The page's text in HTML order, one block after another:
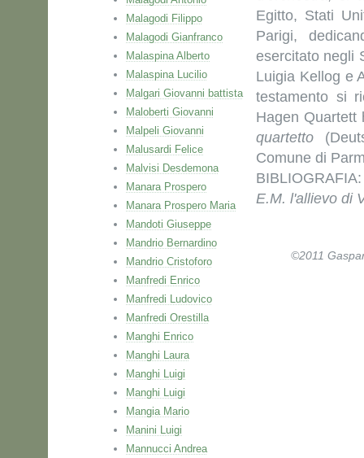
Malagodi Filippo
Malagodi Gianfranco
Malaspina Alberto
Malaspina Lucilio
Malgari Giovanni battista
Maloberti Giovanni
Malpeli Giovanni
Malusardi Felice
Malvisi Desdemona
Manara Prospero
Manara Prospero Maria
Mandoti Giuseppe
Mandrio Bernardino
Mandrio Cristoforo
Manfredi Enrico
Manfredi Ludovico
Manfredi Orestilla
Manghi Enrico
Manghi Laura
Manghi Luigi
Manghi Luigi
Mangia Mario
Manini Luigi
Mannucci Andrea
Egitto, Stati
Parigi,
esercitato negli
Luigia Kellog e
testamento si
Hagen
quartetto
Comune di
E.M. l'allievo di
©2011